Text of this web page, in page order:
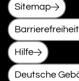
Sitemap
Hilfe
Deutsche